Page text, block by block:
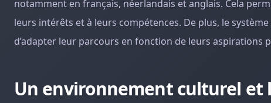
notamment en français, néerlandais et anglais. Cela
leurs intérêts et à leurs compétences. De plus, le
d’adapter leur parcours en fonction de leurs aspirations
Un environnement culturel